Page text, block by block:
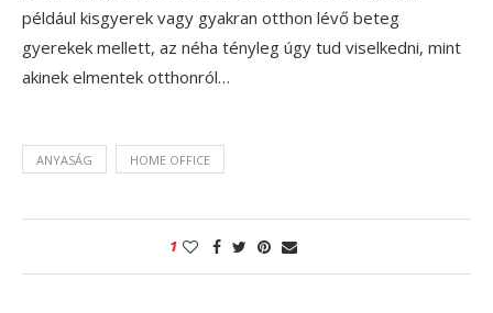
például kisgyerek vagy gyakran otthon lévő beteg
gyerekek mellett, az néha tényleg úgy tud viselkedni, mint
akinek elmentek otthonról…
ANYASÁG HOME OFFICE
1